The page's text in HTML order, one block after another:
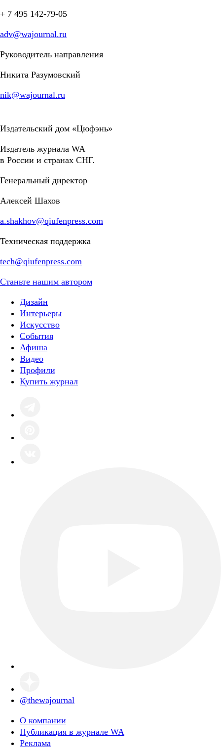
+ 7 495 142-79-05
adv@wajournal.ru
Руководитель направления
Никита Разумовский
nik@wajournal.ru
Издательский дом «Цюфэнь»
Издатель журнала WA
в России и странах СНГ.
Генеральный директор
Алексей Шахов
a.shakhov@qiufenpress.com
Техническая поддержка
tech@qiufenpress.com
Станьте нашим автором
Дизайн
Интерьеры
Искусство
События
Афиша
Видео
Профили
Купить журнал
@thewajournal
О компании
Публикация в журнале WA
Реклама